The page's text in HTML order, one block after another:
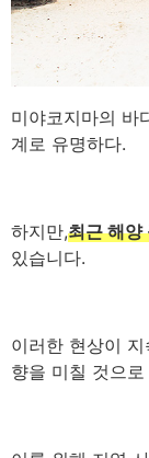
미야코지마의 바
계로 유명하다.
하지만,최근 해양
있습니다.
이러한 현상이
향을 미칠 것으